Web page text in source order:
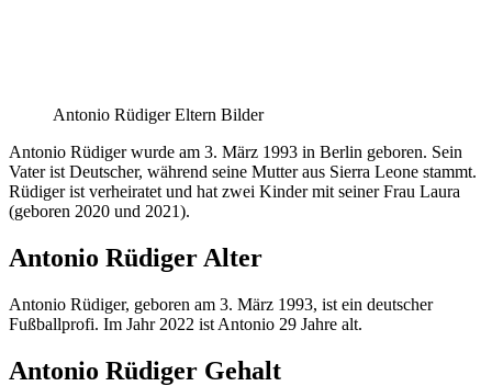
Antonio Rüdiger Eltern Bilder
Antonio Rüdiger wurde am 3. März 1993 in Berlin geboren. Sein
Vater ist Deutscher, während seine Mutter aus Sierra Leone stammt.
Rüdiger ist verheiratet und hat zwei Kinder mit seiner Frau Laura
(geboren 2020 und 2021).
Antonio Rüdiger Alter
Antonio Rüdiger, geboren am 3. März 1993, ist ein deutscher
Fußballprofi. Im Jahr 2022 ist Antonio 29 Jahre alt.
Antonio Rüdiger Gehalt